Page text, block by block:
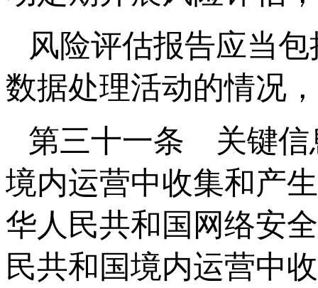
风险评估报告应当
数据处理活动的情况
第三十一条 关键信
境内运营中收集和产
华人民共和国网络安
民共和国境内运营中